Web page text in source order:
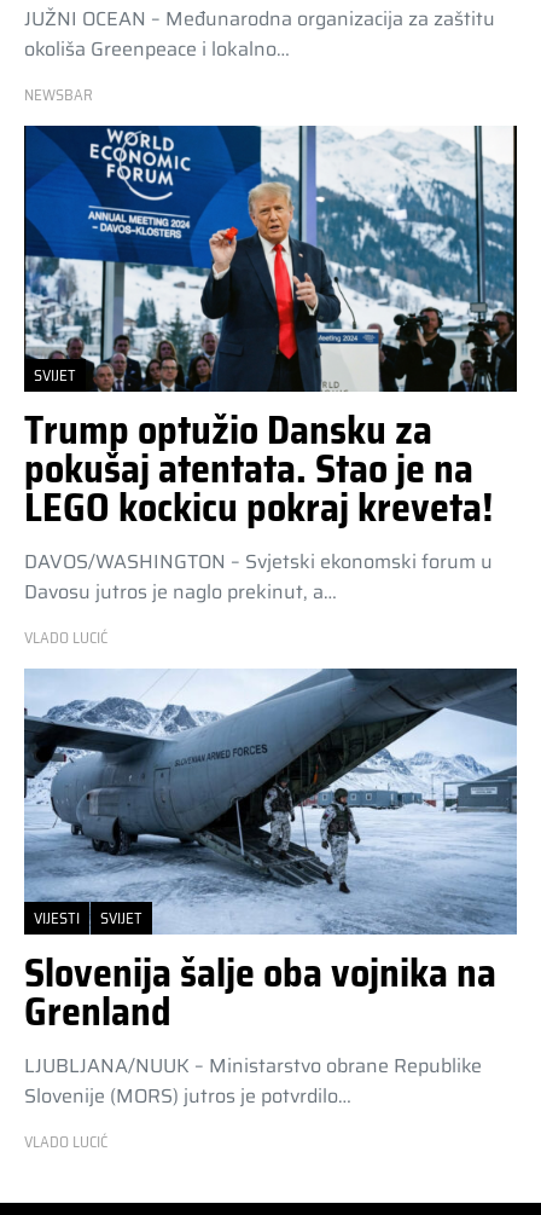
JUŽNI OCEAN – Međunarodna organizacija za zaštitu
okoliša Greenpeace i lokalno…
NEWSBAR
SVIJET
Trump optužio Dansku za
pokušaj atentata. Stao je na
LEGO kockicu pokraj kreveta!
DAVOS/WASHINGTON – Svjetski ekonomski forum u
Davosu jutros je naglo prekinut, a…
VLADO LUCIĆ
VIJESTI SVIJET
Slovenija šalje oba vojnika na
Grenland
LJUBLJANA/NUUK – Ministarstvo obrane Republike
Slovenije (MORS) jutros je potvrdilo…
VLADO LUCIĆ